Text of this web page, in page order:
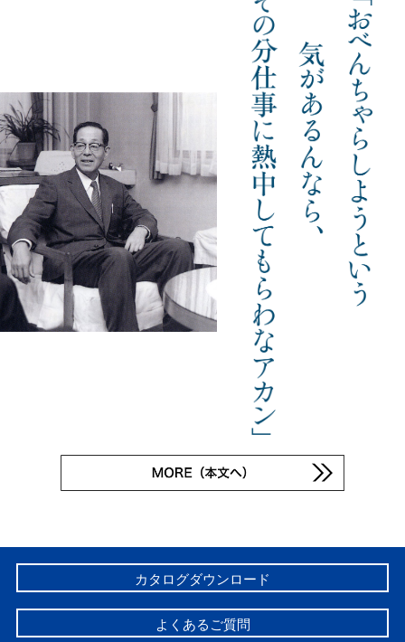
カタログダウンロード
よくあるご質問